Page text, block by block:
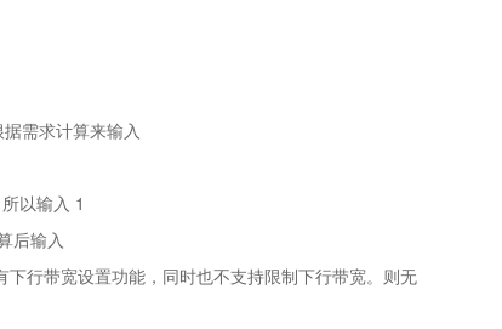
需求计算来输入
以输入 1
后输入
行带宽设置功能，同时也不支持限制下行带宽。则无